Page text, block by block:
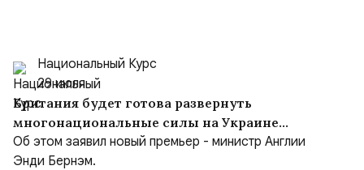
Национальный Курс
29 июля
Британия будет готова развернуть
многонациональные силы на Украине
после заключения мирного соглашения
Об этом заявил новый премьер - министр Англии
Энди Бернэм.